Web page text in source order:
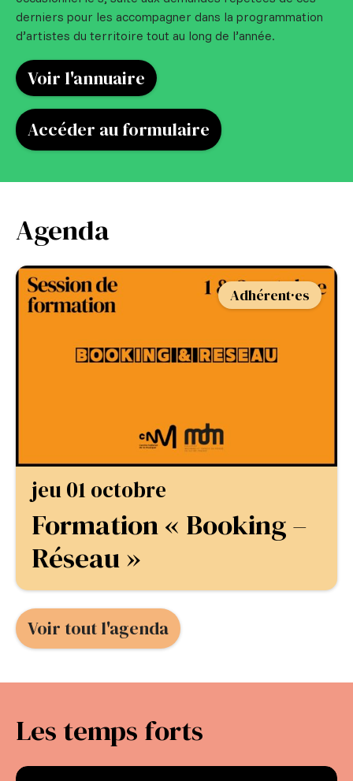
derniers pour les accompagner dans la programmation
d’artistes du territoire tout au long de l’année.
Voir l'annuaire
Accéder au formulaire
Agenda
Adhérent·es
jeu 01 octobre
Formation « Booking –
Réseau »
Voir tout l'agenda
Les temps forts